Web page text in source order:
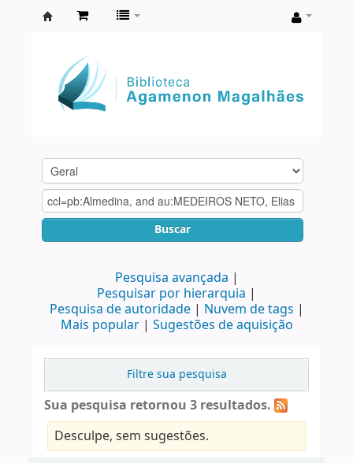
Agamenon
Magalhães
Buscar
Pesquisa avançada
Pesquisar por hierarquia
Pesquisa de autoridade
Nuvem de tags
Mais popular
Sugestões de aquisição
Filtre sua pesquisa
Sua pesquisa retornou 3 resultados.
Desculpe, sem sugestões.